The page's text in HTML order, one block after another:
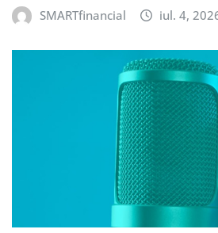
SMARTfinancial iul. 4,